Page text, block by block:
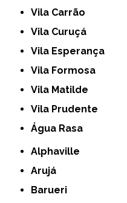
Vila Carrão
Vila Curuçá
Vila Esperança
Vila Formosa
Vila Matilde
Vila Prudente
Água Rasa
Alphaville
Arujá
Barueri